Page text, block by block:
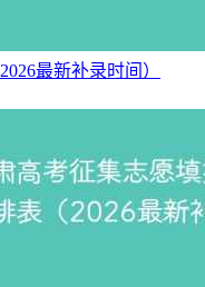
最新补录时间）